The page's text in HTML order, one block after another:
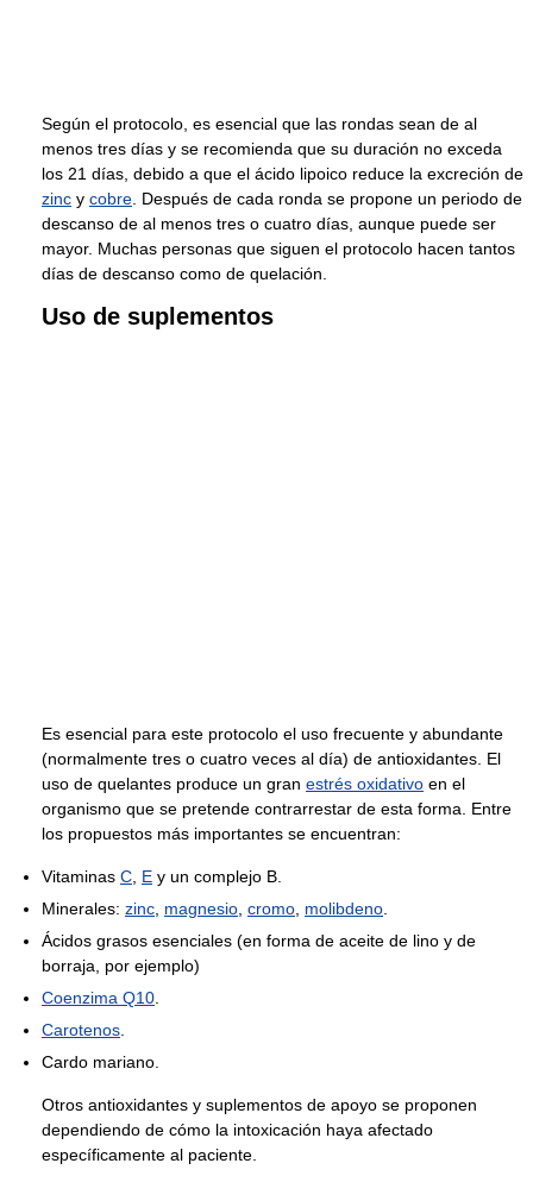
Según el protocolo, es esencial que las rondas sean de al
menos tres días y se recomienda que su duración no exceda
los 21 días, debido a que el ácido lipoico reduce la excreción de
zinc y cobre . Después de cada ronda se propone un periodo de
descanso de al menos tres o cuatro días, aunque puede ser
mayor. Muchas personas que siguen el protocolo hacen tantos
días de descanso como de quelación.
Uso de suplementos
Es esencial para este protocolo el uso frecuente y abundante
(normalmente tres o cuatro veces al día) de antioxidantes. El
uso de quelantes produce un gran estrés oxidativo en el
organismo que se pretende contrarrestar de esta forma. Entre
los propuestos más importantes se encuentran:
Vitaminas C E y un complejo B.
Minerales: zinc magnesio cromo molibdeno
Ácidos grasos esenciales (en forma de aceite de lino y de
borraja, por ejemplo)
Coenzima Q10
Carotenos
Cardo mariano.
Otros antioxidantes y suplementos de apoyo se proponen
dependiendo de cómo la intoxicación haya afectado
específicamente al paciente.